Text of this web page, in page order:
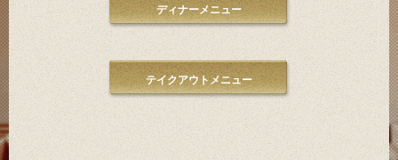
ディナーメニュー
テイクアウトメニュー